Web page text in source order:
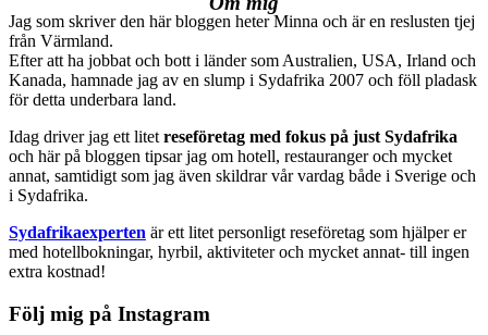
Jag som skriver den här bloggen heter Minna och är en reslusten tjej
från Värmland.
Efter att ha jobbat och bott i länder som Australien, USA, Irland och
Kanada, hamnade jag av en slump i Sydafrika 2007 och föll pladask
för detta underbara land.
Idag driver jag ett litet reseföretag med fokus på just Sydafrika
och här på bloggen tipsar jag om hotell, restauranger och mycket
annat, samtidigt som jag även skildrar vår vardag både i Sverige och
i Sydafrika.
Sydafrikaexperten är ett litet personligt reseföretag som hjälper er
med hotellbokningar, hyrbil, aktiviteter och mycket annat- till ingen
extra kostnad!
Följ mig på Instagram